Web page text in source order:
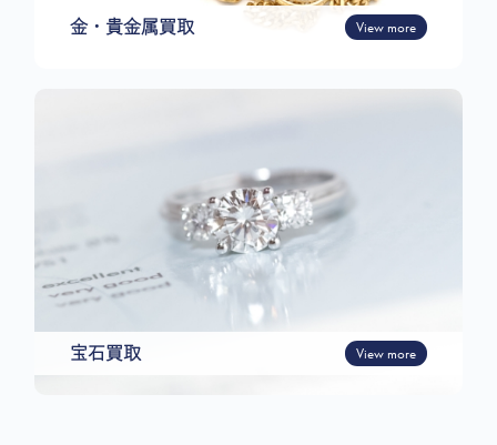
金・貴金属買取 View more
宝石買取 View more